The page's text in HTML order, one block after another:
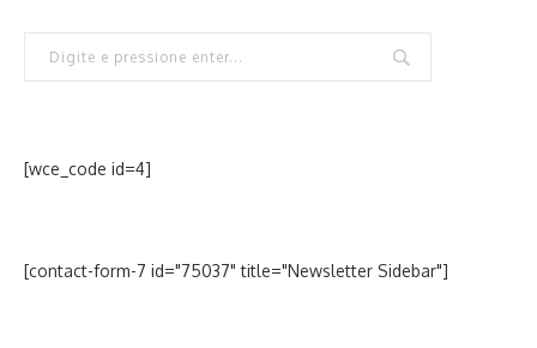
[wce_code id=4]
[contact-form-7 id="75037" title="Newsletter Sidebar"]